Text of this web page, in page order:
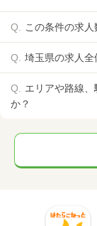
この条件の求
埼玉県の求人全
エリアや路線
か？